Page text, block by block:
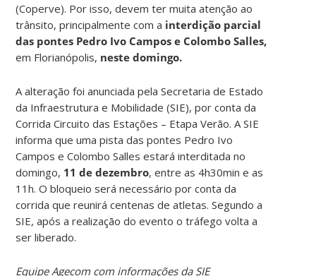
(Coperve). Por isso, devem ter muita atenção ao
trânsito, principalmente com a interdição parcial
das pontes Pedro Ivo Campos e Colombo Salles,
em Florianópolis, neste domingo.
A alteração foi anunciada pela Secretaria de Estado
da Infraestrutura e Mobilidade (SIE), por conta da
Corrida Circuito das Estações – Etapa Verão. A SIE
informa que uma pista das pontes Pedro Ivo
Campos e Colombo Salles estará interditada no
domingo, 11 de dezembro, entre as 4h30min e as
11h. O bloqueio será necessário por conta da
corrida que reunirá centenas de atletas. Segundo a
SIE, após a realização do evento o tráfego volta a
ser liberado.
Equipe Agecom com informações da SIE